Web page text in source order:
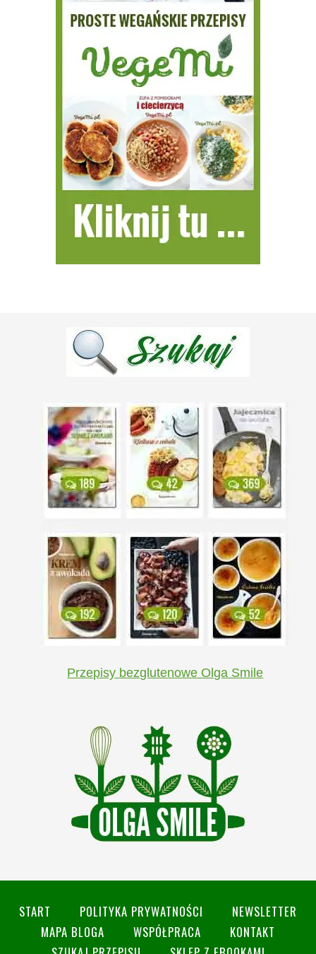
Przepisy bezglutenowe Olga Smile
START POLITYKA PRYWATNOŚCI
NEWSLETTER
MAPA BLOGA
WSPÓŁPRACA
KONTAKT